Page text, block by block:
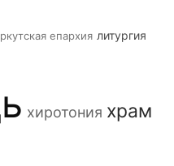
епархия литургия
хиротония храм